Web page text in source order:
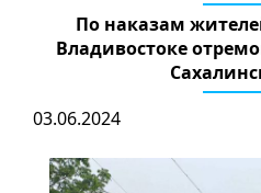
По наказам
Владивостоке
03.06.2024